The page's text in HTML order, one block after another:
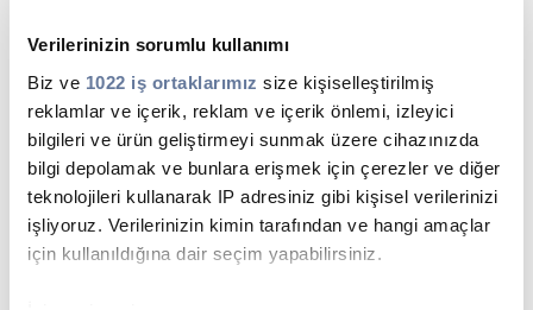
Verilerinizin sorumlu kullanımı
Biz ve 1022 iş ortaklarımız size kişiselleştirilmiş
reklamlar ve içerik, reklam ve içerik önlemi, izleyici
bilgileri ve ürün geliştirmeyi sunmak üzere cihazınızda
bilgi depolamak ve bunlara erişmek için çerezler ve diğer
teknolojileri kullanarak IP adresiniz gibi kişisel verilerinizi
işliyoruz. Verilerinizin kimin tarafından ve hangi amaçlar
için kullanıldığına dair seçim yapabilirsiniz.
Protothen®-X Yüksek Gerilim Kabloları
SAYFAYA GIT